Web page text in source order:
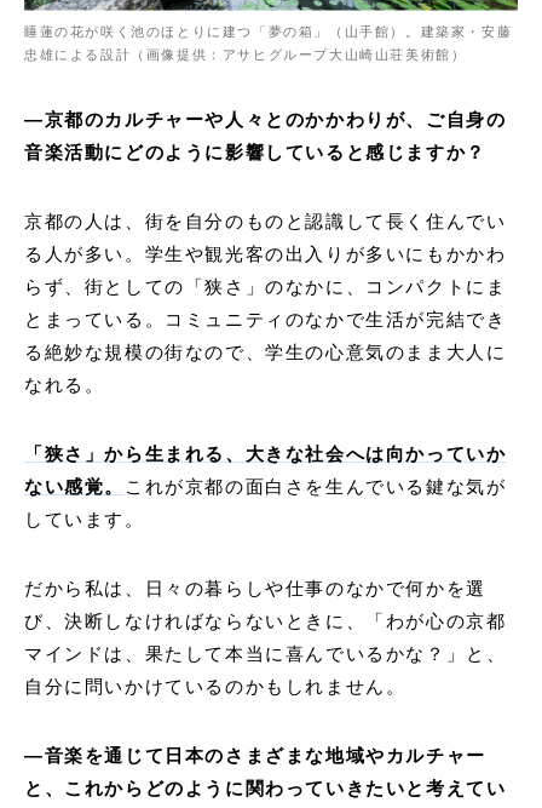
睡蓮の花が咲く池のほとりに建つ「夢の箱」（山手館）。建築家・安藤
忠雄による設計（画像提供：アサヒグループ大山崎山荘美術館）
―京都のカルチャーや人々とのかかわりが、ご自身の
音楽活動にどのように影響していると感じますか？
京都の人は、街を自分のものと認識して長く住んでい
る人が多い。学生や観光客の出入りが多いにもかかわ
らず、街としての「狭さ」のなかに、コンパクトにま
とまっている。コミュニティのなかで生活が完結でき
る絶妙な規模の街なので、学生の心意気のまま大人に
なれる。
「狭さ」から生まれる、大きな社会へは向かっていか
ない感覚。
これが京都の面白さを生んでいる鍵な気が
しています。
だから私は、日々の暮らしや仕事のなかで何かを選
び、決断しなければならないときに、「わが心の京都
マインドは、果たして本当に喜んでいるかな？」と、
自分に問いかけているのかもしれません。
―音楽を通じて日本のさまざまな地域やカルチャー
と、これからどのように関わっていきたいと考えてい